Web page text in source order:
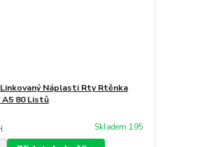
Náplasti Rty Rtěnka
80 Listů
Skladem 195